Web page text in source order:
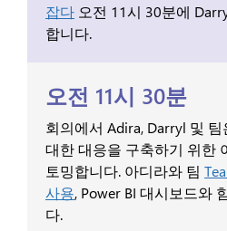
잡다 오전 11시 30분에
합니다.
오전 11시 30분
회의에서 Adira, Darryl 및
대한 대응을 구축하기 위한
토밍합니다. 아디라와 팀
사용, Power BI 대시보드와
다.